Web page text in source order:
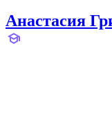
Анастасия